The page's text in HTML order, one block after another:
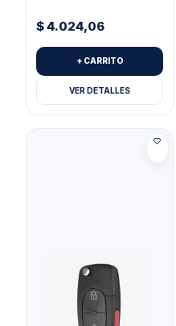
$4.024,06
+ CARRITO
VER DETALLES